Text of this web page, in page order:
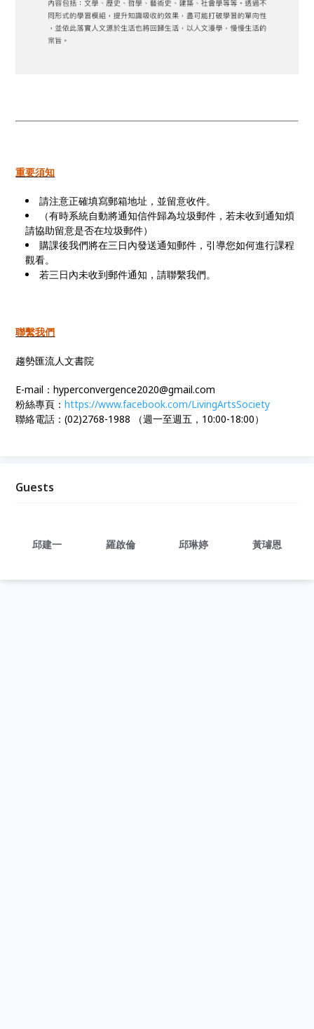
重要須知
請注意正確填寫郵箱地址，並留意收件。
（有時系統自動將通知信件歸為垃圾郵件，若未收到通知煩
請協助留意是否在垃圾郵件）
購課後我們將在三日內發送通知郵件，引導您如何進行課程
觀看。
若三日內未收到郵件通知，請聯繫我們。
聯繫我們
趨勢匯流人文書院
E-mail：hyperconvergence2020@gmail.com
粉絲專頁：https://www.facebook.com/LivingArtsSociety
聯絡電話：(02)2768-1988 （週一至週五，10:00-18:00）
Guests
邱建一 羅啟倫 邱琳婷 黃璿恩